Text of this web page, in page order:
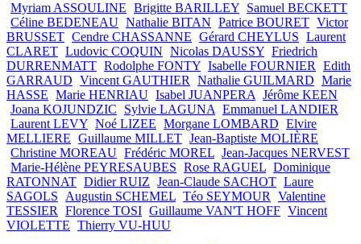
Myriam ASSOULINE Brigitte BARILLEY Samuel BECKETT
Céline BEDENEAU Nathalie BITAN Patrice BOURET Victor
BRUSSET Cendre CHASSANNE Gérard CHEYLUS Laurent
CLARET Ludovic COQUIN Nicolas DAUSSY Friedrich
DURRENMATT Rodolphe FONTY Isabelle FOURNIER
Edith
GARRAUD Vincent GAUTHIER Nathalie GUILMARD Marie
HASSE Marie HENRIAU Isabel JUANPERA Jérôme KEEN
Joana KOJUNDZIC
Sylvie LAGUNA Emmanuel LANDIER
Laurent LEVY Noé LIZEE Morgane LOMBARD Elvire
MELLIERE Guillaume MILLET Jean-Baptiste MOLIÈRE
Christine MOREAU Frédéric MOREL Jean-Jacques NERVEST
Marie-Hélène PEYRESAUBES Rose RAGUEL Dominique
RATONNAT Didier RUIZ Jean-Claude SACHOT Laure
SAGOLS
Augustin SCHEMEL Téo SEYMOUR
Valentine
TESSIER
Florence TOSI Guillaume VAN'T HOFF Vincent
VIOLETTE Thierry VU-HUU